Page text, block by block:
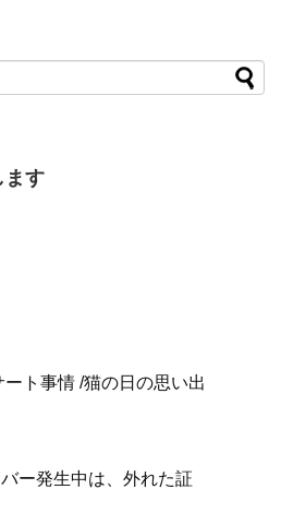
ます
ト事情 /猫の日の思い出
ー発生中は、外れた証